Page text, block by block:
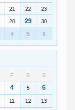
21 22 23
28 29 30
4 5 6
F S S
4 5 6
11 12 13